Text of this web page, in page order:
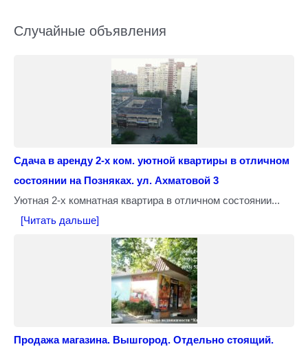
Случайные объявления
Сдача в аренду 2-х ком. уютной квартиры в отличном
состоянии на Позняках. ул. Ахматовой 3
Уютная 2-х комнатная квартира в отличном состоянии...
[Читать дальше]
Продажа магазина. Вышгород. Отдельно стоящий.